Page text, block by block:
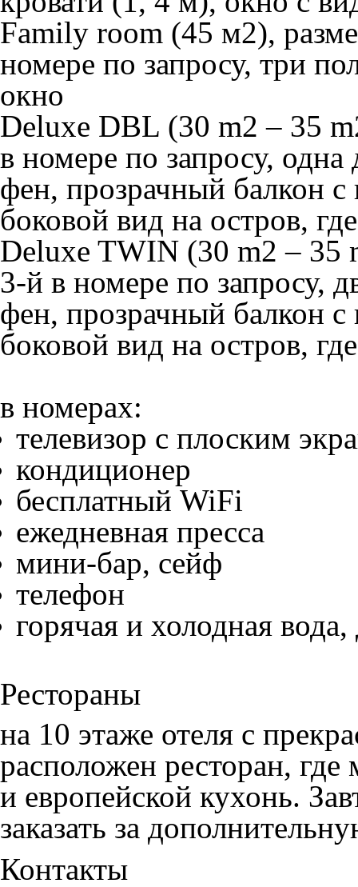
Family room (45 м2),
номере по запросу, три
окно
Deluxe DBL (30 m2 – 35
в номере по запросу,
фен, прозрачный балкон
боковой вид на остров,
Deluxe TWIN (30 m2 – 35
3-й в номере по запросу,
фен, прозрачный балкон
боковой вид на остров,
в номерах:
телевизор с плоским
кондиционер
бесплатный WiFi
ежедневная пресса
мини-бар, сейф
телефон
горячая и холодная
Рестораны
на 10 этаже отеля с
расположен ресторан, где
и европейской кухонь.
заказать за
Контакты